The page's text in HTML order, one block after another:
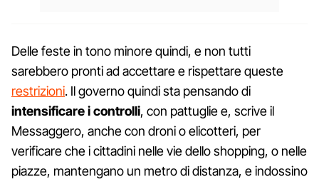
Delle feste in tono minore quindi, e non tutti
sarebbero pronti ad accettare e rispettare queste
restrizioni. Il governo quindi sta pensando di
intensificare i controlli, con pattuglie e, scrive il
Messaggero, anche con droni o elicotteri, per
verificare che i cittadini nelle vie dello shopping, o nelle
piazze, mantengano un metro di distanza, e indossino